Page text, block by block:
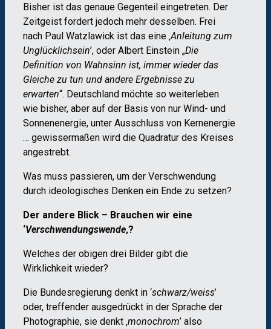
Bisher ist das genaue Gegenteil eingetreten. Der
Zeitgeist fordert jedoch mehr desselben. Frei
nach Paul Watzlawick ist das eine ‚Anleitung zum
Unglücklichsein’, oder Albert Einstein „Die
Definition von Wahnsinn ist, immer wieder das
Gleiche zu tun und andere Ergebnisse zu
erwarten“. Deutschland möchte so weiterleben
wie bisher, aber auf der Basis von nur Wind- und
Sonnenenergie, unter Ausschluss von Kernenergie
… gewissermaßen wird die Quadratur des Kreises
angestrebt.
Was muss passieren, um der Verschwendung
durch ideologisches Denken ein Ende zu setzen?
Der andere Blick – Brauchen wir eine
‘Verschwendungswende‚?
Welches der obigen drei Bilder gibt die
Wirklichkeit wieder?
Die Bundesregierung denkt in ‘schwarz/weiss’
oder, treffender ausgedrückt in der Sprache der
Photographie, sie denkt ‚monochrom’ also